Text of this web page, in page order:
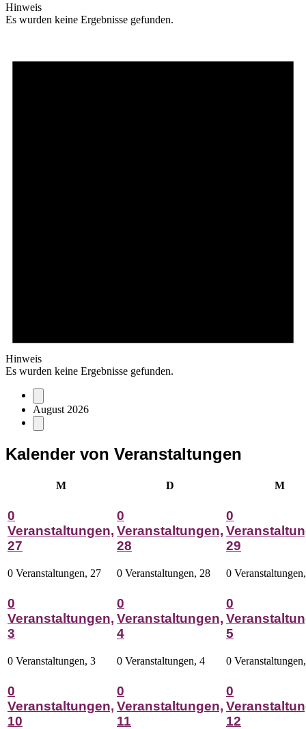
Hinweis
Es wurden keine Ergebnisse gefunden.
Hinweis
Es wurden keine Ergebnisse gefunden.
August 2026
Kalender von Veranstaltungen
MMontag D M
0
Veranstaltungen,
27
0 Veranstaltungen, 27
0
Veranstaltungen,
28
0 Veranstaltungen, 28
0
29
0
0
Veranstaltungen,
3
0 Veranstaltungen, 3
0
Veranstaltungen,
4
0 Veranstaltungen, 4
0
5
0
0
Veranstaltungen,
10
0
Veranstaltungen,
11
0
12